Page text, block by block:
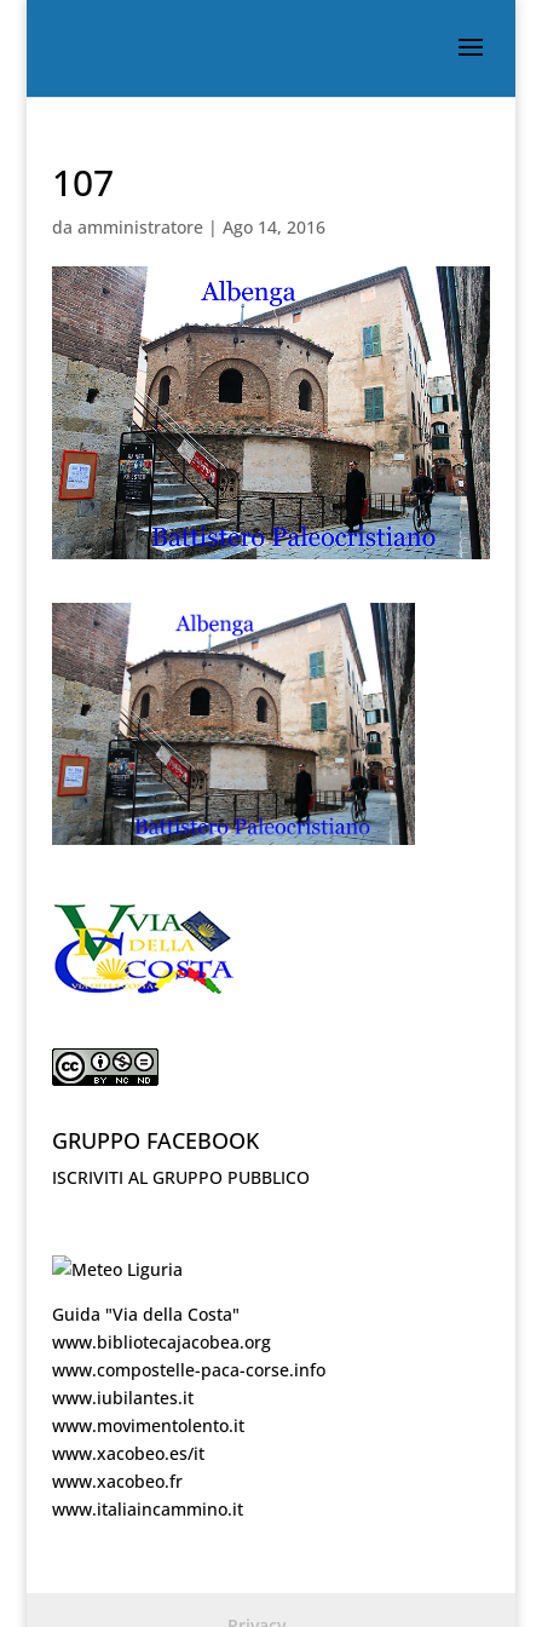
107
da amministratore| Ago 14, 2016
GRUPPO FACEBOOK
ISCRIVITI AL GRUPPO PUBBLICO
Guida "Via della Costa"
www.bibliotecajacobea.org
www.compostelle-paca-corse.info
www.iubilantes.it
www.movimentolento.it
www.xacobeo.es/it
www.xacobeo.fr
www.italiaincammino.it